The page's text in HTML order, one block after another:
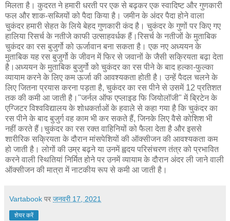
मिलता है। कुदरत ने हमारी धरती पर एक से बढ़कर एक स्वादिष्ट और गुणकारी
फल और शाक-सब्जियों को पैदा किया है। जमीन के अंदर पैदा होने वाला
चुकंदर हमारी सेहत के लिये बेहद गुणकारी कंद है। चुकंदर के गुणों पर किए गए
हालिया रिसर्च के नतीजे काफी उत्साहवर्धक हैं।रिसर्च के नतीजों के मुताबिक
चुकंदर का रस बुजुर्गो को ऊर्जावान बना सकता है। एक नए अध्ययन के
मुताबिक यह रस बुजुर्गो के जीवन में फिर से जवानों के जैसी सक्रियता बढ़ा देता
है।अध्ययन के मुताबिक बुजुर्गो को चुकंदर का रस पीने के बाद हल्का-फुल्का
व्यायाम करने के लिए कम ऊर्जा की आवश्यकता होती है। उन्हें पैदल चलने के
लिए जितना प्रयास करना पड़ता है, चुकंदर का रस पीने से उसमें 12 प्रतिशत
तक की कमी आ जाती है।"जर्नल ऑफ एप्लाइड फि जियोलॉजी" में ब्रिटेन के
एग्जिटर विश्वविद्यालय के शोधकर्ताओं के हवाले से कहा गया है कि चुकंदर का
रस पीने के बाद बुजुर्ग वह काम भी कर सकते हैं, जिनके लिए वैसे कोशिश भी
नहीं करते हैं।चुकंदर का रस रक्त वाहिनियों को फैला देता है और इससे
शारीरिक सक्रियता के दौरान मांसपेशियों की ऑक्सीजन की आवश्यकता कम
हो जाती है। लोगों की उम्र बढ़ने या उनमें ह्वदय परिसंचरण तंत्र को प्रभावित
करने वाली स्थितियां निर्मित होने पर उनमें व्यायाम के दौरान अंदर ली जाने वाली
ऑक्सीजन की मात्रा में नाटकीय रूप से कमी आ जाती है।
Vartabook पर जनवरी 17, 2021
शेयर करें